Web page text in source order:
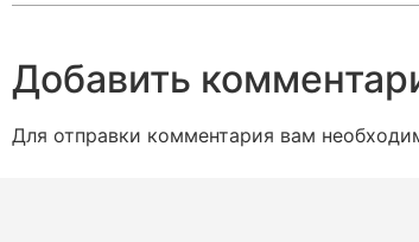
Добавить
Для отправки комментария вам